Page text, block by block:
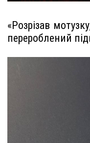
«Розрізав
перероблений